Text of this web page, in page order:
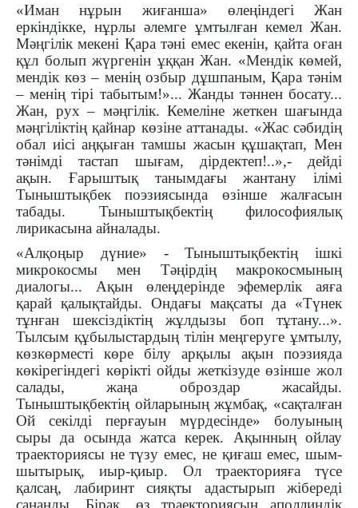
«Иман нұрын жиғанша» өлеңіндегі Жан
еркіндікке, нұрлы әлемге ұмтылған кемел Жан.
Мәңгілік мекені Қара тәні емес екенін, қайта оған
құл болып жүргенін ұққан Жан. «Мендік көмей,
мендік көз – менің озбыр дұшпаным, Қара тәнім
– менің тірі табытым!»... Жанды тәннен босату...
Жан, рух – мәңгілік. Кемеліне жеткен шағында
мәңгіліктің қайнар көзіне аттанады. «Жас сәбидің
обал иісі аңқыған тамшы жасын құшақтап, Мен
тәнімді тастап шығам, дірдектеп!..»,- дейді
ақын. Ғарыштық танымдағы жантану ілімі
Тыныштықбек поэзиясында өзінше жалғасын
табады. Тыныштықбектің философиялық
лирикасына айналады.
«Алқоңыр дүние» - Тыныштықбектің ішкі
микрокосмы мен Тәңірдің макрокосмының
диалогы... Ақын өлеңдерінде эфемерлік аяға
қарай қалықтайды. Ондағы мақсаты да «Түнек
тұнған шексіздіктің жұлдызы боп тұтану...».
Тылсым құбылыстардың тілін меңгеруге ұмтылу,
көзкөрместі көре білу арқылы ақын поэзияда
көкірегіндегі көрікті ойды жеткізуде өзінше жол
салады, жаңа оброздар жасайды.
Тыныштықбектің ойларының жұмбақ, «сақталған
Ой секілді перғауын мүрдесінде» болуының
сыры да осында жатса керек. Ақынның ойлау
траекториясы не түзу емес, не қиғаш емес, шым-
шытырық, иыр-қиыр. Ол траекторияға түсе
қалсаң, лабиринт сияқты адастырып жібереді
санаңды. Бірақ, өз траекториясын аполлиндік